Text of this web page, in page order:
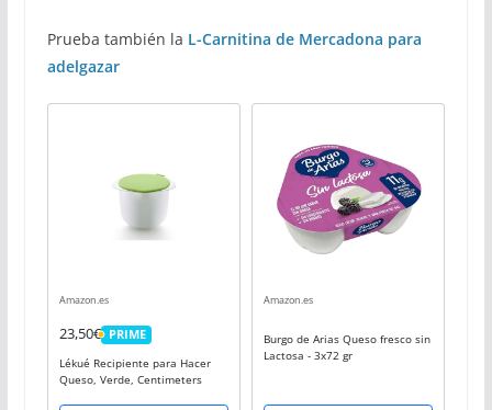
Prueba también la L-Carnitina de Mercadona para
adelgazar
Amazon.es
23,50€ PRIME
PRIME
Lékué Recipiente para Hacer
Queso, Verde, Centimeters
Amazon.es
Burgo de Arias Queso fresco sin
Lactosa - 3x72 gr